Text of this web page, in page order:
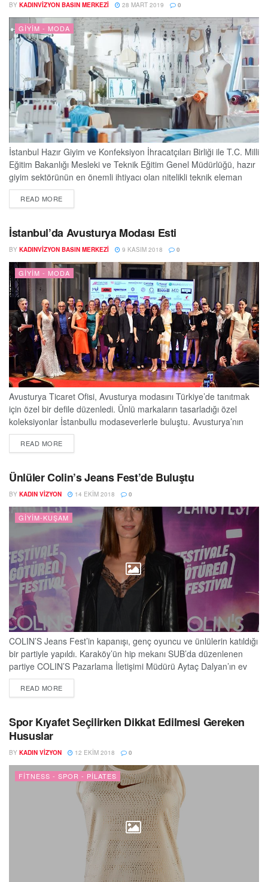
BY KADINVIZYON BASIN MERKEZI 28 MART 2019 0
GIYIM - MODA
İstanbul Hazır Giyim ve Konfeksiyon İhracatçıları Birliği ile T.C. Milli
Eğitim Bakanlığı Mesleki ve Teknik Eğitim Genel Müdürlüğü, hazır
giyim sektörünün en önemli ihtiyacı olan nitelikli teknik eleman
konusunun önemine ve meslek liselerinin sektör için üstlendiği
önemli role dikkat çekmek amacıyla çok özel bir proje
yetenekleri ile belirleyecek olan öğrenciler için düzenlenecek...
READ MOREDETAILS
İstanbul’da Avusturya Modası Esti
BY KADINVIZYON BASIN MERKEZI 9 KASIM 2018 0
GIYIM - MODA
Avusturya Ticaret Ofisi, Avusturya modasını Türkiye’de tanıtmak
için özel bir defile düzenledi. Ünlü markaların tasarladığı özel
koleksiyonlar İstanbullu modaseverlerle buluştu. Avusturya’nın
önde gelen markaları Ella, In or Near, KTM, Lenzing, Libra,
Manuel Essl, Maurizio Giambra, Miju, Mike Galeli, Mitzii, Sportalm
Yeniköy’deki Avusturya Başkonsolosluğunun ihtişamlı salonunda
gerçekleşen defilede top modeller...
READ MOREDETAILS
Ünlüler Colin’s Jeans Fest’de Buluştu
BY KADIN VIZYON 14 EKIM 2018 0
GIYIM-KUŞAM
COLIN’S Jeans Fest’in kapanışı, genç oyuncu ve ünlülerin katıldığı
bir partiyle yapıldı. Karaköy’ün hip mekanı SUB’da düzenlenen
partiye COLIN’S Pazarlama İletişimi Müdürü Aytaç Dalyan’ın ev
sahipliği yaptı. Partiye başta Hande Subaşı, Arda Türkmen, Bora
Akkaş, Burak Yörük, Burak Tozkoparan, Güven Murat Akpınar,
Kurul, İlkin Tüfekçi, Zehra Yılmaz, Cemrehan Karakaş...
READ MOREDETAILS
Spor Kıyafet Seçilirken Dikkat Edilmesi Gereken
Hususlar
BY KADIN VIZYON 12 EKIM 2018 0
FITNESS - SPOR - PILATES